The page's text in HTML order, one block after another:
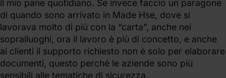
il mio pane quotidiano. Se invece faccio un paragone
di quando sono arrivato in Made Hse, dove si
lavorava molto di più con la “carta”, anche nei
sopralluoghi, ora il lavoro è più di concetto, e anche
ai clienti il supporto richiesto non è solo per elaborare
documenti, questo perché le aziende sono più
sensibili alle tematiche di sicurezza.